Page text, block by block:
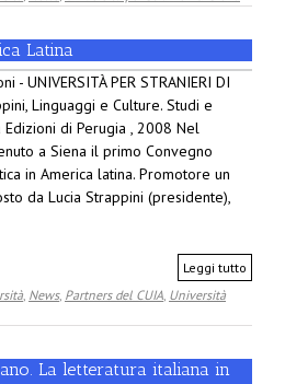
Latina
UNIVERSITÀ PER STRANIERI DI
Linguaggi e Culture. Studi e
Edizioni di Perugia , 2008 Nel
a Siena il primo Convegno
in America latina. Promotore un
da Lucia Strappini (presidente),
Leggi tutto
, News, Partners del CUIA, Università
La letteratura italiana in